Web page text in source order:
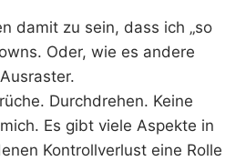
damit zu sein, dass ich „so
Oder, wie es andere
Durchdrehen. Keine
Es gibt viele Aspekte in
Kontrollverlust eine Rolle